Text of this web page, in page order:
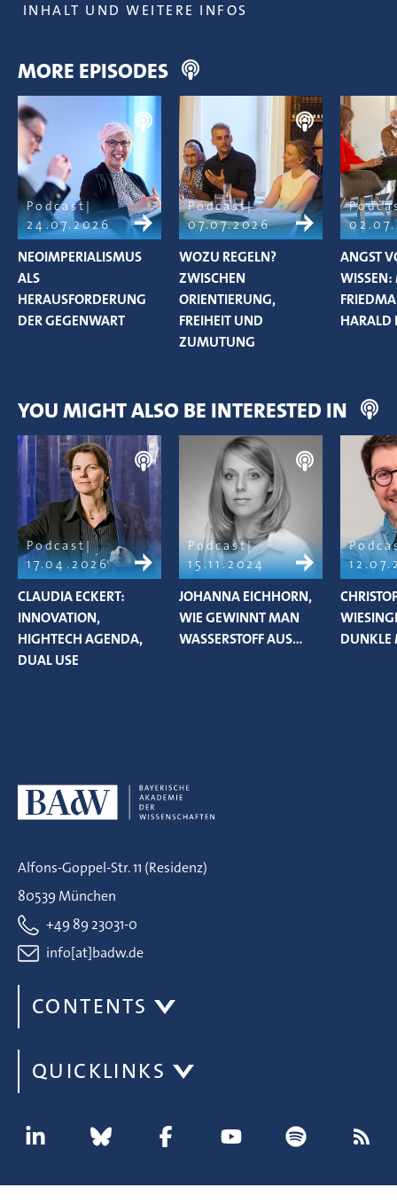
INHALT UND WEITERE INFOS
MORE EPISODES
Podcast
24.07.2026
NEOIMPERIALISMUS
ALS
HERAUSFORDERUNG
DER GEGENWART
Podcast
07.07.2026
WOZU REGELN?
ZWISCHEN
ORIENTIERUNG,
FREIHEIT UND
ZUMUTUNG
ANGST
WISSEN:
HARALD
YOU MIGHT ALSO BE INTERESTED IN
Podcast
17.04.2026
CLAUDIA ECKERT:
INNOVATION,
HIGHTECH AGENDA,
DUAL USE
Podcast
15.11.2024
JOHANNA EICHHORN,
WIE GEWINNT MAN
WASSERSTOFF AUS…
DUNKLE
Alfons-Goppel-Str. 11 (Residenz)
80539 München
+49 89 23031-0
info[at]badw.de
CONTENTS
QUICKLINKS